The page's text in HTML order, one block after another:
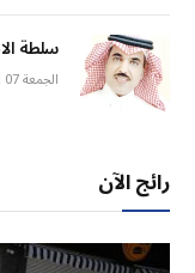
سلطة
الجمعة 07 أغسطس 3:51 ص
رائج الآن